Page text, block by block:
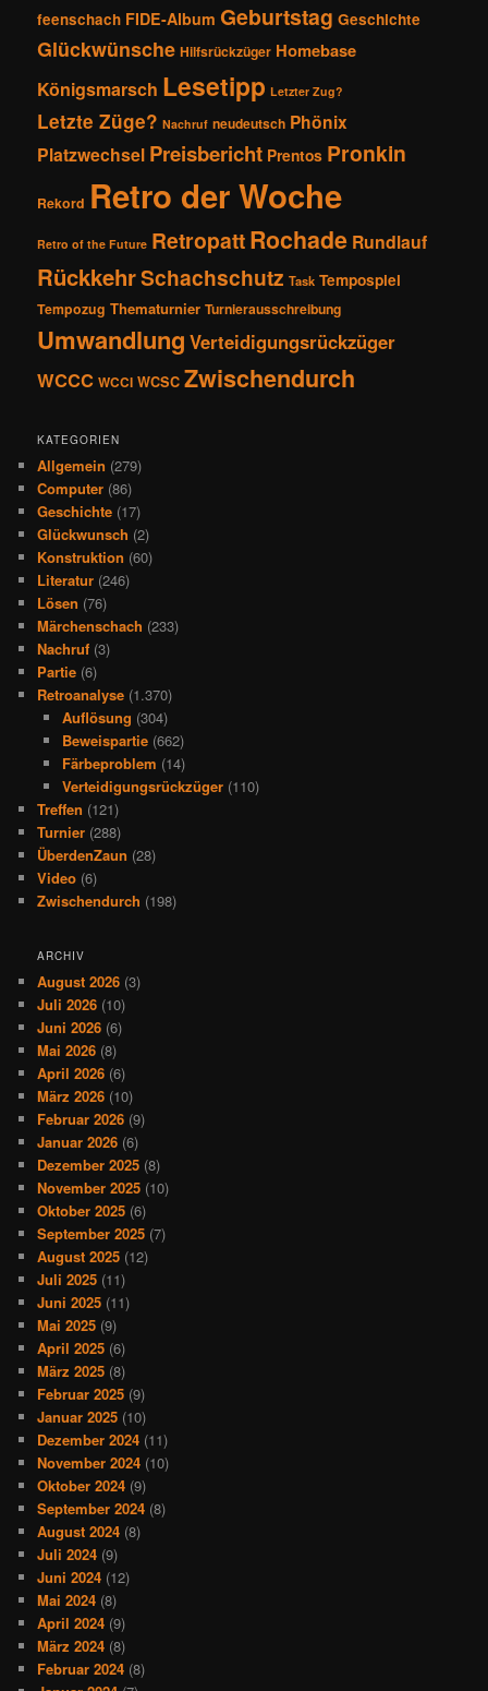
feenschach FIDE-Album Geburtstag Geschichte
Glückwünsche Hilfsrückzüger Homebase
Königsmarsch Lesetipp Letzter Zug?
Letzte Züge? Nachruf neudeutsch Phönix
Platzwechsel Preisbericht Prentos Pronkin
Rekord Retro der Woche
Retro of the Future RetropattRochade Rundlauf
RückkehrSchachschutz Task Tempospiel
Tempozug Thematurnier Turnierausschreibung
Umwandlung Verteidigungsrückzüger
WCCC WCCI WCSC Zwischendurch
KATEGORIEN
Allgemein (279)
Computer (86)
Geschichte (17)
Glückwunsch (2)
Konstruktion (60)
Literatur (246)
Lösen (76)
Märchenschach (233)
Nachruf (3)
Partie (6)
Retroanalyse (1.370)
Auflösung (304)
Beweispartie(662)
Färbeproblem (14)
Verteidigungsrückzüger(110)
Treffen (121)
Turnier (288)
ÜberdenZaun (28)
Video (6)
Zwischendurch (198)
ARCHIV
August 2026 (3)
Juli 2026 (10)
Juni 2026 (6)
Mai 2026 (8)
April 2026 (6)
März 2026 (10)
Februar 2026 (9)
Januar 2026 (6)
Dezember 2025 (8)
November 2025 (10)
Oktober 2025 (6)
September 2025 (7)
August 2025 (12)
Juli 2025 (11)
Juni 2025 (11)
Mai 2025 (9)
April 2025 (6)
März 2025 (8)
Februar 2025 (9)
Januar 2025 (10)
Dezember 2024 (11)
November 2024 (10)
Oktober 2024 (9)
September 2024 (8)
August 2024 (8)
Juli 2024 (9)
Juni 2024 (12)
Mai 2024 (8)
April 2024 (9)
März 2024 (8)
Februar 2024 (8)